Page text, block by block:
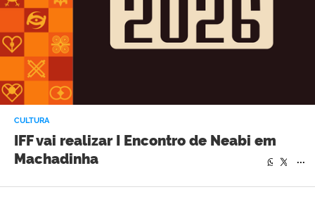
CULTURA
IFF vai realizar I Encontro de Neabi em
Machadinha
...
...